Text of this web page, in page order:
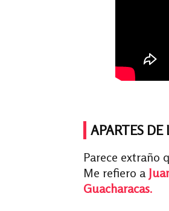
APARTES
Parece extraño
Me refiero a
Guacharacas.